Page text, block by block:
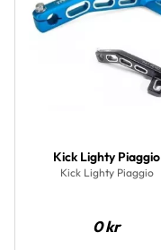
Kick Lighty Piaggio
Kick Lighty Piaggio
0kr